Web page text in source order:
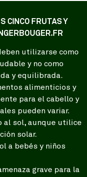
CINCO FRUTAS Y
utilizarse como
y no como
y equilibrada.
alimenticios y
para el cabello y
pueden variar.
al sol, aunque utilice
solar.
a bebés y niños
grave para la